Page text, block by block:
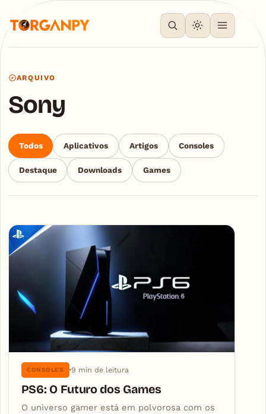
ARQUIVO
Sony
Todos Aplicativos Artigos Consoles
Destaque Downloads Games
Articles
CONSOLES 9 min de leitura
PS6: O Futuro dos Games
O universo gamer está em polvorosa com os